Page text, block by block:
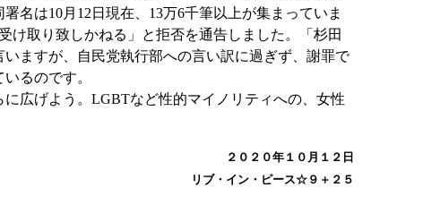
名は10月12日現在、13万6千筆以上が集まっていま
け取り致しかねる」と拒否を通告しました。「杉田
ますが、自民党執行部への言い訳に過ぎず、謝罪で
るのです。
広げよう。LGBTなど性的マイノリティへの、女性
２０２０年１０月１２日
リブ・イン・ピース☆９＋２５